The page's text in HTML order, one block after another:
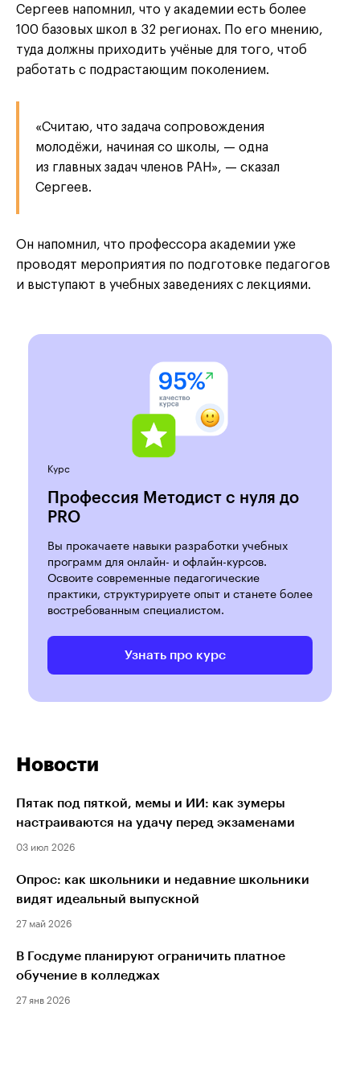
Сергеев напомнил, что у академии есть более
100 базовых школ в 32 регионах. По его мнению,
туда должны приходить учёные для того, чтоб
работать с подрастающим поколением.
«Считаю, что задача сопровождения
молодёжи, начиная со школы, — одна
из главных задач членов РАН», — сказал
Сергеев.
Он напомнил, что профессора академии уже
проводят мероприятия по подготовке педагогов
и выступают в учебных заведениях с лекциями.
Курс
Профессия Методист с нуля до
PRO
Вы прокачаете навыки разработки учебных
программ для онлайн- и офлайн-курсов.
Освоите современные педагогические
практики, структурируете опыт и станете более
востребованным специалистом.
Узнать про курс
Новости
Пятак под пяткой, мемы и ИИ: как зумеры
настраиваются на удачу перед экзаменами
03 июл 2026
Опрос: как школьники и недавние школьники
видят идеальный выпускной
27 май 2026
В Госдуме планируют ограничить платное
обучение в колледжах
27 янв 2026